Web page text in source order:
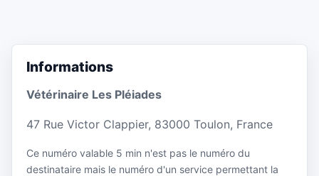
Informations
Vétérinaire Les Pléiades
47 Rue Victor Clappier, 83000 Toulon, France
Ce numéro valable 5 min n'est pas le numéro du
destinataire mais le numéro d'un service permettant la